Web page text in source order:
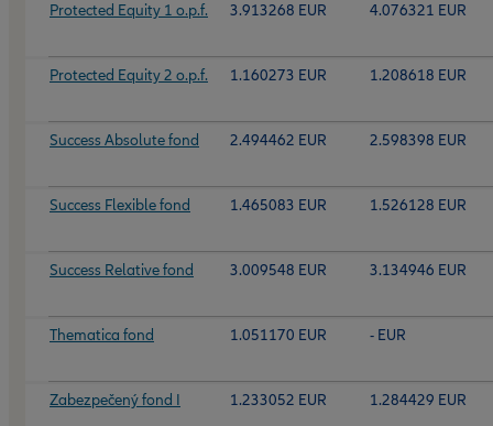
Protected Equity 1 o.p.f. 3.913268 EUR 4.076321 EUR
Protected Equity 2 o.p.f. 1.160273 EUR 1.208618 EUR
Success Absolute fond 2.494462 EUR 2.598398 EUR
Success Flexible fond 1.465083 EUR 1.526128 EUR
Success Relative fond 3.009548 EUR 3.134946 EUR
Thematica fond 1.051170 EUR - EUR
Zabezpečený fond I 1.233052 EUR 1.284429 EUR